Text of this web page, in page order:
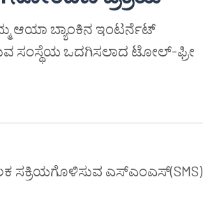
ಆಯಾ ಬ್ಯಾಂಕಿನ ಇಂಟರ್ನೆಟ್
ಸಂಸ್ಥೆಯ ಒದಗಿಸಲಾದ ಟೋಲ್-ಫ್ರೀ
ಸಕ್ರಿಯಗೊಳಿಸುವ ಎಸ್ಎಂಎಸ್(SMS)